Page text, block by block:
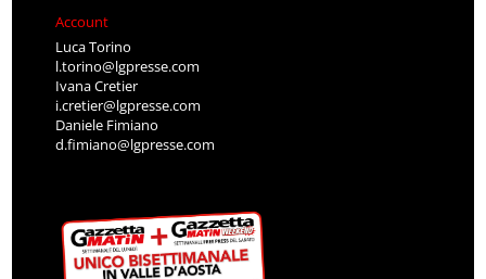
Account
Luca Torino
l.torino@lgpresse.com
Ivana Cretier
i.cretier@lgpresse.com
Daniele Fimiano
d.fimiano@lgpresse.com